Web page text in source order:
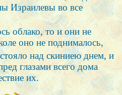
Израилевы во все
облако, то и они не
оно не поднималось,
над скиниею днем, и
глазами всего дома
их.